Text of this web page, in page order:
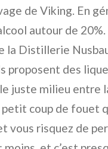
de Viking. En
autour de
la Distillerie
proposent des
le juste milieu entre
coup de fouet
vous risquez de